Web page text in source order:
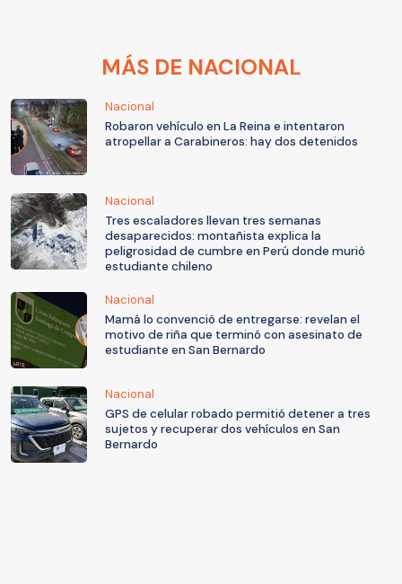
MÁS DE NACIONAL
Nacional
Robaron vehículo en La Reina e intentaron
atropellar a Carabineros: hay dos detenidos
Nacional
Tres escaladores llevan tres semanas
desaparecidos: montañista explica la
peligrosidad de cumbre en Perú donde murió
estudiante chileno
Nacional
Mamá lo convenció de entregarse: revelan el
motivo de riña que terminó con asesinato de
estudiante en San Bernardo
Nacional
GPS de celular robado permitió detener a tres
sujetos y recuperar dos vehículos en San
Bernardo